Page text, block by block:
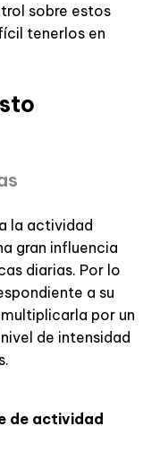
sobre estos
tenerlos en
la actividad
gran influencia
diarias. Por lo
a su
por un
de intensidad
de actividad